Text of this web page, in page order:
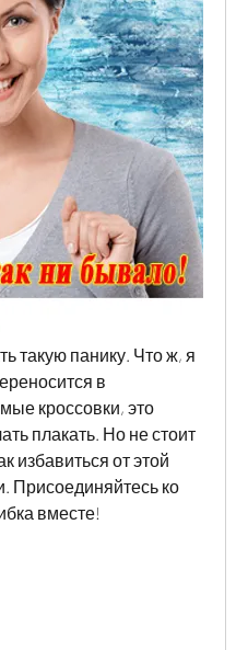
такую панику. Что ж, я
в
кроссовки, это
плакать. Но не стоит
избавиться от этой
Присоединяйтесь ко
вместе!